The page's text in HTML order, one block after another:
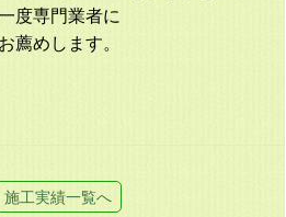
度専門業者に
薦めします。
施工実績一覧へ